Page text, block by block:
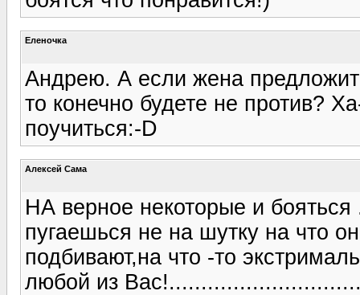
Еленочка
Андрею. А если жена
то конечно будете не против?
поучиться:-D
Алексей Сама
НА верное некоторые и
пугаешься не на шутку на что
подбивают,на что -то
любой из